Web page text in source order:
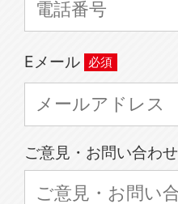
Eメール
ご意見・お問い合わせ